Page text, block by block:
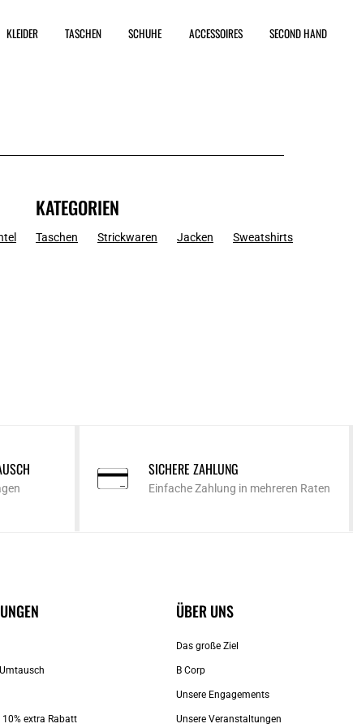
KLEIDER TASCHEN SCHUHE ACCESSOIRES SECOND HAND
KATEGORIEN
Taschen Strickwaren Jacken Sweatshirts
SICHERE ZAHLUNG
Einfache Zahlung in mehreren Raten
extra Rabatt
ÜBER UNS
Das große Ziel
B Corp
Unsere Engagements
Unsere Veranstaltungen